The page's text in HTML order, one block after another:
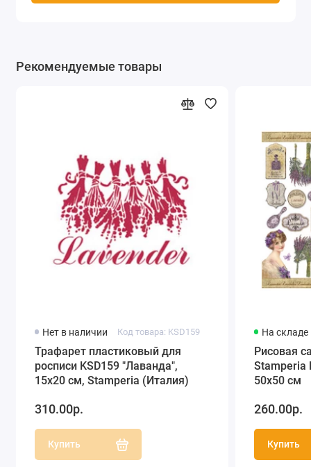
Рекомендуемые товары
Нет в наличии Код товара: KSD159
Трафарет пластиковый для
росписи KSD159 "Лаванда",
15х20 см, Stamperia (Италия)
310.00р.
Купить
На складе
Рисовая
Stamperia
50х50 см
260.00р.
Купить